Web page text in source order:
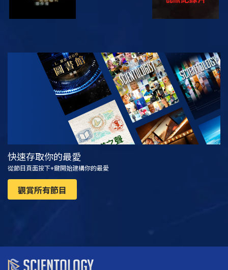
觀看 探索系列節目
快速存取你的最愛
從節目頁面按下+鍵開始建構你的最愛
觀賞所有節目